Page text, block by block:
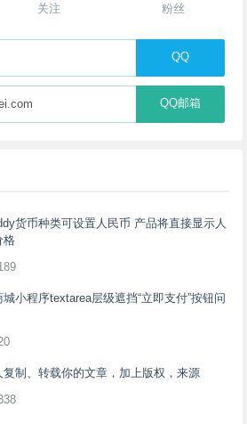
关注 粉丝
QQ
QQ邮箱
货币种类可设置人民币 产品将直接显示人
格
城小程序textarea层级遮挡“立即支付”按钮问
复制、转载你的文章，加上版权，来源